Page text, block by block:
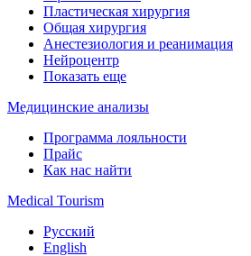
Пластическая хирургия
Общая хирургия
Анестезиология и реанимация
Нейроцентр
Показать еще
Медицинские анализы
Программа лояльности
Прайс
Как нас найти
Medical Tourism
Русский
English